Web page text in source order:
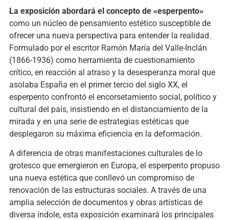
La exposición abordará el concepto de «esperpento»
como un núcleo de pensamiento estético susceptible de
ofrecer una nueva perspectiva para entender la realidad.
Formulado por el escritor Ramón María del Valle-Inclán
(1866-1936) como herramienta de cuestionamiento
crítico, en reacción al atraso y la desesperanza moral que
asolaba España en el primer tercio del siglo XX, el
esperpento confrontó el encorsetamiento social, político y
cultural del país, insistiendo en el distanciamiento de la
mirada y en una serie de estrategias estéticas que
desplegaron su máxima eficiencia en la deformación.
A diferencia de otras manifestaciones culturales de lo
grotesco que emergieron en Europa, el esperpento propuso
una nueva estética que conllevó un compromiso de
renovación de las estructuras sociales. A través de una
amplia selección de documentos y obras artísticas de
diversa índole, esta exposición examinará los principales